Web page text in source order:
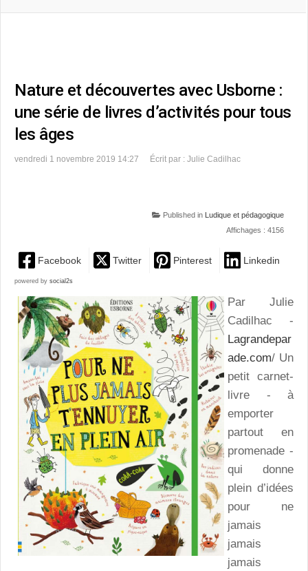
Nature et découvertes avec Usborne :
une série de livres d’activités pour tous
les âges
vendredi 1 novembre 2019 14:27 Écrit par : Julie Cadilhac
Published in
Ludique et pédagogique
Affichages : 4156
Facebook Twitter Pinterest Linkedin
powered by social2s
Par Julie
Cadilhac -
Lagrandepar
ade.com/ Un
petit carnet-
livre - à
emporter
partout en
promenade -
qui donne
plein d’idées
pour ne
jamais
jamais
jamais